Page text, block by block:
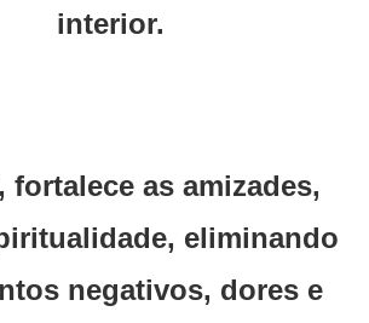
interior.
fortalece as amizades,
eliminando
negativos, dores e